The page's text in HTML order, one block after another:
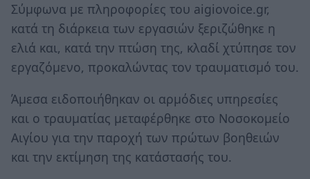
Σύμφωνα με πληροφορίες του aigiovoice.gr,
κατά τη διάρκεια των εργασιών ξεριζώθηκε η
ελιά και, κατά την πτώση της, κλαδί χτύπησε τον
εργαζόμενο, προκαλώντας τον τραυματισμό του.
Άμεσα ειδοποιήθηκαν οι αρμόδιες υπηρεσίες
και ο τραυματίας μεταφέρθηκε στο Νοσοκομείο
Αιγίου για την παροχή των πρώτων βοηθειών
και την εκτίμηση της κατάστασής του.